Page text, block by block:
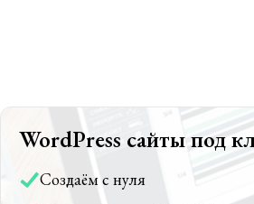
WordPress сайты под
Создаём с нуля